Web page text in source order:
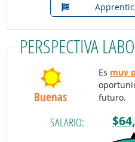
PERSPECTIVA
Buenas
Es muy
futuro.
SALARIO: